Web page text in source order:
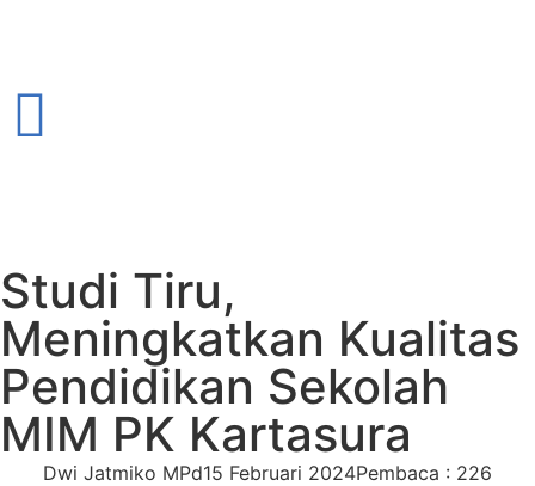
Studi Tiru,
Meningkatkan Kualitas
Pendidikan Sekolah
MIM PK Kartasura
Dwi Jatmiko MPd15 Februari 2024Pembaca : 226